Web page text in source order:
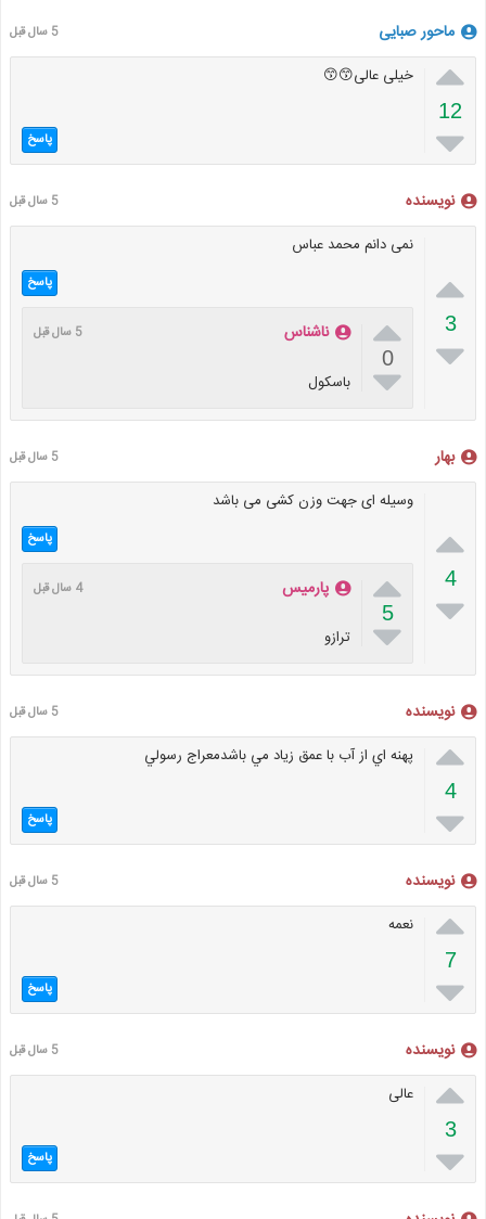
ماحور صبایی 5 سال قبل

12

خیلی عالی😙😙
پاسخ
نویسنده 5 سال قبل

3

نمی دانم محمد عباس
پاسخ

0

ناشناس 5 سال قبل
باسکول
بهار 5 سال قبل

4

وسیله ای جهت وزن کشی می باشد
پاسخ

5

پارمیس 4 سال قبل
ترازو
نویسنده 5 سال قبل

4

پهنه اي از آب با عمق زياد مي باشدمعراج رسولي
پاسخ
نویسنده 5 سال قبل

7

نعمه
پاسخ
نویسنده 5 سال قبل

3

عالی
پاسخ